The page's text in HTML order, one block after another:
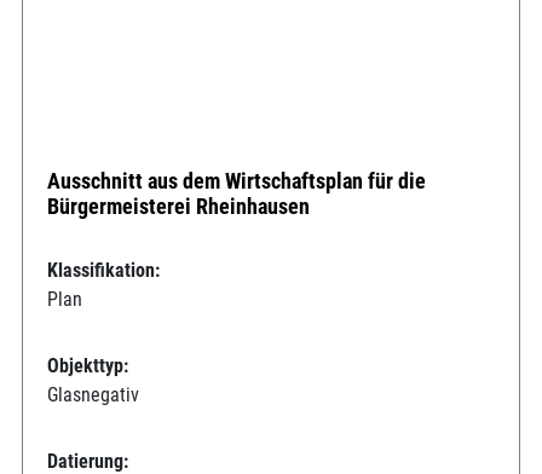
Ausschnitt aus dem Wirtschaftsplan für die
Bürgermeisterei Rheinhausen
Klassifikation:
Plan
Objekttyp:
Glasnegativ
Datierung: